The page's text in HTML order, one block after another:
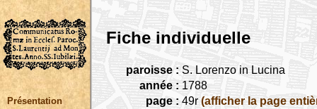
Présentation
Fiche individuelle
paroisse : S. Lorenzo in Lucina
année : 1788
page : 49r (afficher la page